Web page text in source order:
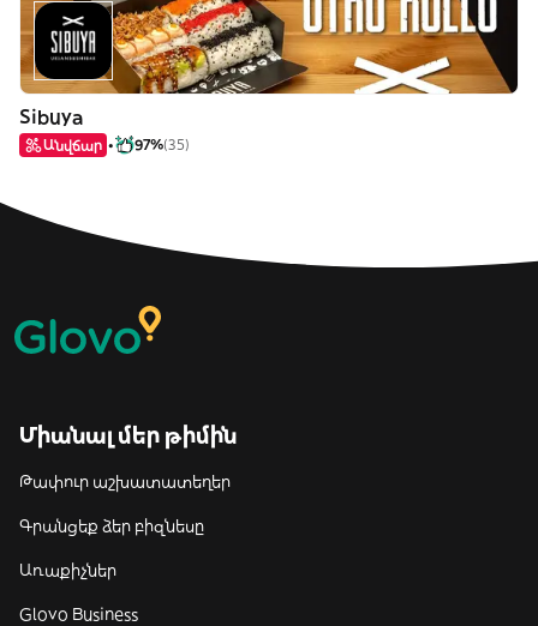
Sibuya
Անվճար 97%(35)
Միանալ մեր թիմին
Թափուր աշխատատեղեր
Գրանցեք ձեր բիզնեսը
Առաքիչներ
Glovo Business